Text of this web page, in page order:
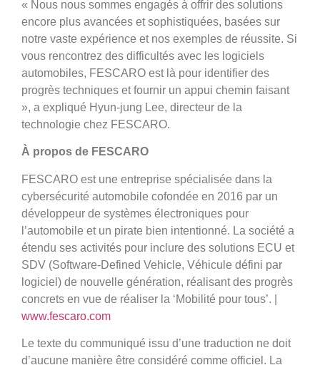
« Nous nous sommes engagés à offrir des solutions
encore plus avancées et sophistiquées, basées sur
notre vaste expérience et nos exemples de réussite. Si
vous rencontrez des difficultés avec les logiciels
automobiles, FESCARO est là pour identifier des
progrès techniques et fournir un appui chemin faisant
», a expliqué Hyun-jung Lee, directeur de la
technologie chez FESCARO.
À propos de FESCARO
FESCARO est une entreprise spécialisée dans la
cybersécurité automobile cofondée en 2016 par un
développeur de systèmes électroniques pour
l’automobile et un pirate bien intentionné. La société a
étendu ses activités pour inclure des solutions ECU et
SDV (Software-Defined Vehicle, Véhicule défini par
logiciel) de nouvelle génération, réalisant des progrès
concrets en vue de réaliser la ‘Mobilité pour tous’. |
www.fescaro.com
Le texte du communiqué issu d’une traduction ne doit
d’aucune manière être considéré comme officiel. La